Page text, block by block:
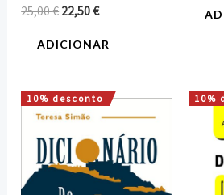
25,00€ 22,50€
ADICIONAR
10% desconto
O
preço
original
era:
12,00 €.
O
preço
atual
é:
10,80 €.
10%